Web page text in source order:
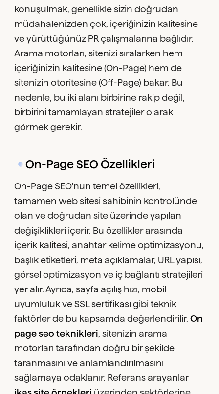
konuşulmak, genellikle sizin doğrudan
müdahalenizden çok, içeriğinizin kalitesine
ve yürüttüğünüz PR çalışmalarına bağlıdır.
Arama motorları, sitenizi sıralarken hem
içeriğinizin kalitesine (On-Page) hem de
sitenizin otoritesine (Off-Page) bakar. Bu
nedenle, bu iki alanı birbirine rakip değil,
birbirini tamamlayan stratejiler olarak
görmek gerekir.
On-Page SEO Özellikleri
On-Page SEO'nun temel özellikleri,
tamamen web sitesi sahibinin kontrolünde
olan ve doğrudan site üzerinde yapılan
değişiklikleri içerir. Bu özellikler arasında
içerik kalitesi, anahtar kelime optimizasyonu,
başlık etiketleri, meta açıklamalar, URL yapısı,
görsel optimizasyon ve iç bağlantı stratejileri
yer alır. Ayrıca, sayfa açılış hızı, mobil
uyumluluk ve SSL sertifikası gibi teknik
faktörler de bu kapsamda değerlendirilir.On
page seo teknikleri, sitenizin arama
motorları tarafından doğru bir şekilde
taranmasını ve anlamlandırılmasını
sağlamaya odaklanır. Referans arayanlar